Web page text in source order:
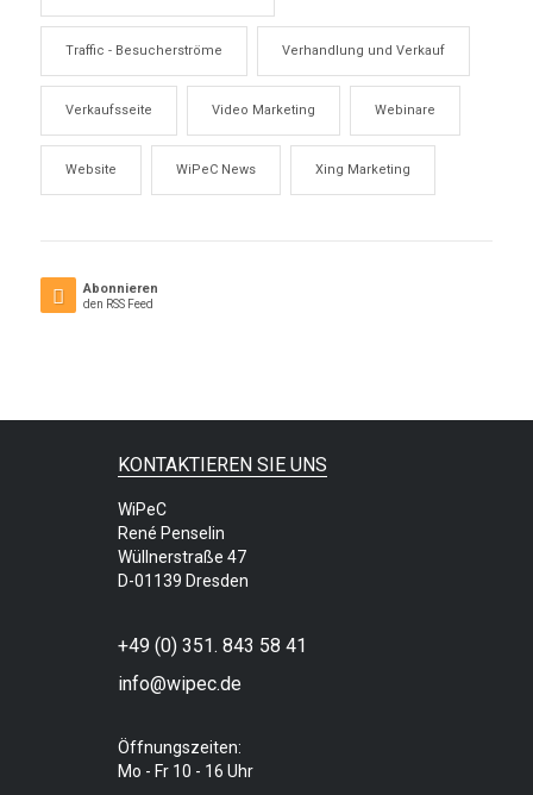
Traffic - Besucherströme Verhandlung und Verkauf
Verkaufsseite Video Marketing Webinare
Website WiPeC News Xing Marketing
Abonnieren
den RSS Feed
KONTAKTIEREN SIE UNS
WiPeC
René Penselin
Wüllnerstraße 47
D-01139 Dresden
+49 (0) 351. 843 58 41
info@wipec.de
Öffnungszeiten:
Mo - Fr 10 - 16 Uhr